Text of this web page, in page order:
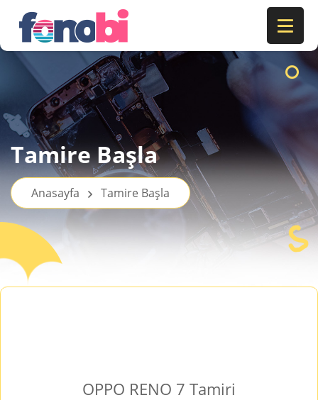
Tamire Başla
Anasayfa Tamire Başla
OPPO RENO 7 Tamiri